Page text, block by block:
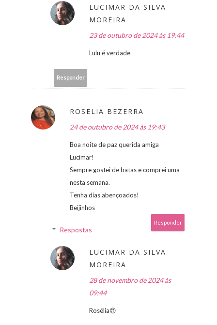
LUCIMAR DA SILVA
MOREIRA
23 de outubro de 2024 às 19:44
Lulu é verdade
Responder
ROSELIA BEZERRA
24 de outubro de 2024 às 19:43
Boa noite de paz querida amiga
Lucimar!
Sempre gostei de batas e comprei uma
nesta semana.
Tenha dias abençoados!
Beijinhos
Responder
Respostas
LUCIMAR DA SILVA
MOREIRA
28 de novembro de 2024 às
09:44
Rosélia😍